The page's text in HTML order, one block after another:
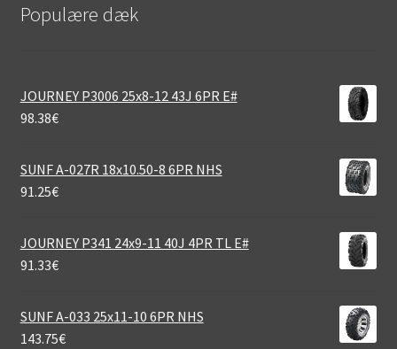
Populære dæk
JOURNEY P3006 25x8-12 43J 6PR E#
98.38€
SUNF A-027R 18x10.50-8 6PR NHS
91.25€
JOURNEY P341 24x9-11 40J 4PR TL E#
91.33€
SUNF A-033 25x11-10 6PR NHS
143.75€